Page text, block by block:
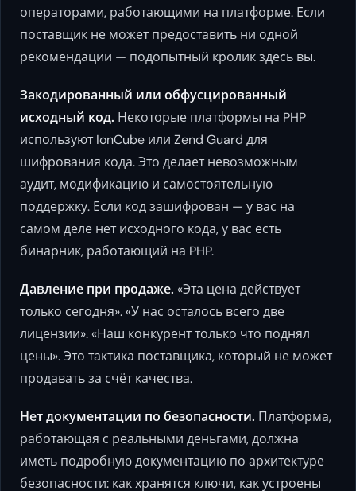
операторами, работающими на платформе. Если
поставщик не может предоставить ни одной
рекомендации — подопытный кролик здесь вы.
Закодированный или обфусцированный
исходный код. Некоторые платформы на PHP
используют IonCube или Zend Guard для
шифрования кода. Это делает невозможным
аудит, модификацию и самостоятельную
поддержку. Если код зашифрован — у вас на
самом деле нет исходного кода, у вас есть
бинарник, работающий на PHP.
Давление при продаже. «Эта цена действует
только сегодня». «У нас осталось всего две
лицензии». «Наш конкурент только что поднял
цены». Это тактика поставщика, который не может
продавать за счёт качества.
Нет документации по безопасности. Платформа,
работающая с реальными деньгами, должна
иметь подробную документацию по архитектуре
безопасности: как хранятся ключи, как устроены